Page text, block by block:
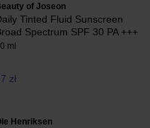
of Joseon
Tinted Fluid Sunscreen
Spectrum SPF 30 PA +++
ml
zł
Henriksen